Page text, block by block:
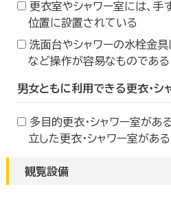
更衣室やシャワー室には、
位置に設置されている
洗面台やシャワーの水栓金具
など操作が容易なものである
男女ともに利用できる更衣・シ
多目的更衣・シャワー室が
立した更衣・シャワー室がある
観覧設備